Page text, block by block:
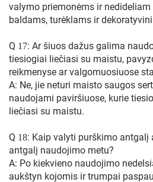
valymo priemonėms ir
baldams, turėklams ir
Q 17: Ar šiuos dažus galima
tiesiogiai liečiasi su maistu,
reikmenyse ar valgomuosiuose
A: Ne, jie neturi maisto saugos
naudojami paviršiuose, kurie
liečiasi su maistu.
Q 18: Kaip valyti purškimo
antgalį naudojimo metu?
A: Po kiekvieno naudojimo
aukštyn kojomis ir trumpai